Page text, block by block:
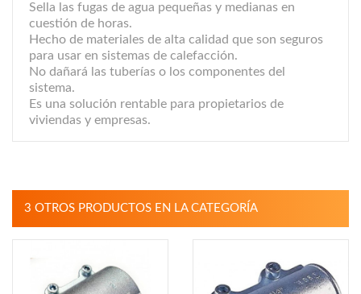
Sella las fugas de agua pequeñas y medianas en
cuestión de horas.
Hecho de materiales de alta calidad que son seguros
para usar en sistemas de calefacción.
No dañará las tuberías o los componentes del
sistema.
Es una solución rentable para propietarios de
viviendas y empresas.
3 OTROS PRODUCTOS EN LA CATEGORÍA